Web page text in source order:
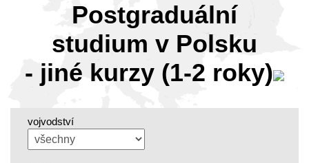
Postgraduální
studium v Polsku
- jiné kurzy (1-2 roky)
vojvodství